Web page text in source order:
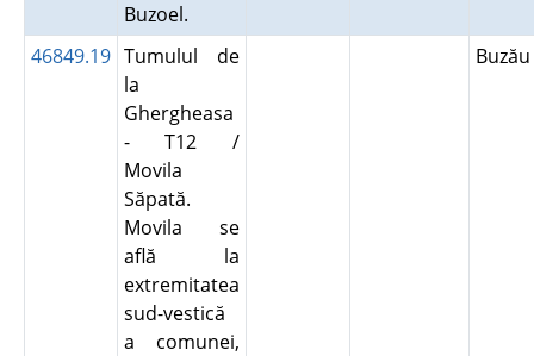
Buzoel.
46849.19 Tumulul de
la
Ghergheasa
- T12 /
Movila
Săpată.
Movila se
află la
extremitatea
sud-vestică
a comunei,